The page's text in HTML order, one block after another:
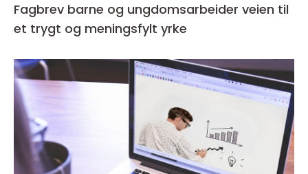
Fagbrev barne og ungdomsarbeider veien til
et trygt og meningsfylt yrke